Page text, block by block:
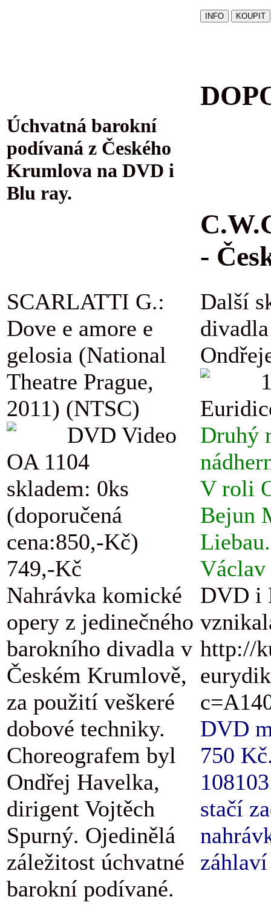
Úchvatná barokní
podívaná z Českého
Krumlova na DVD i
Blu ray.
-
SCARLATTI G.:
Dove e amore e
gelosia (National
Theatre Prague,
2011) (NTSC)
DVD Video
OA 1104
skladem: 0ks
(doporučená
cena:850,-Kč)
749,-Kč
Nahrávka komické
opery z jedinečného
barokního divadla v
Českém Krumlově,
za použití veškeré
dobové techniky.
Choreografem byl
Ondřej Havelka,
dirigent Vojtěch
Spurný. Ojedinělá
záležitost úchvatné
barokní podívané.
Další
Druhý
V roli
Bejun
DVD i
http://
DVD
750
stačí